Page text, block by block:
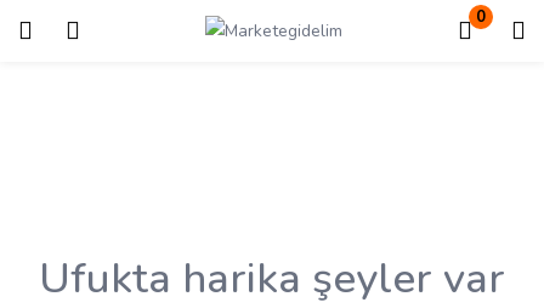
0
Giriş Kayıt ol
Ufukta harika şeyler var